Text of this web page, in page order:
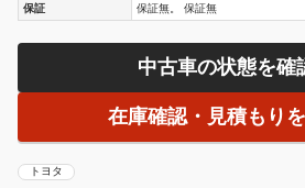
保証
保証無。 保証無
中古車の状態を確
在庫確認・見積もり
トヨタ